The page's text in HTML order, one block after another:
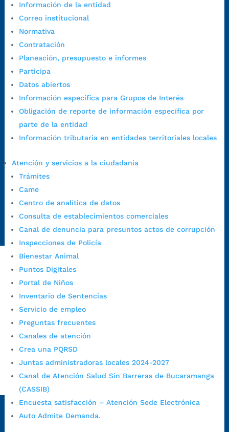
Información de la entidad
Correo institucional
Normativa
Contratación
Planeación, presupuesto e informes
Participa
Datos abiertos
Información específica para Grupos de Interés
Obligación de reporte de información específica por
parte de la entidad
Información tributaria en entidades territoriales locales
Atención y servicios a la ciudadanía
Trámites
Came
Centro de analítica de datos
Consulta de establecimientos comerciales
Canal de denuncia para presuntos actos de corrupción
Inspecciones de Policía
Bienestar Animal
Puntos Digitales
Portal de Niños
Inventario de Sentencias
Servicio de empleo
Preguntas frecuentes
Canales de atención
Crea una PQRSD
Juntas administradoras locales 2024-2027
Canal de Atención Salud Sin Barreras de Bucaramanga
(CASSIB)
Encuesta satisfacción – Atención Sede Electrónica
Auto Admite Demanda.
judiciales:
notificaciones@bucaramanga.gov.co
Canal de denuncia para presuntos actos de corrupción:
https://canaldenuncia.bucaramanga.gov.co/
Emergencia:
https://emergencia.bucaramanga.gov.co/
Radique aquí su queja disciplinaria:
https://www.bucaramanga.gov.co/gobierno-ciudadanos-
1/secretarias/oficina-de-control-interno-disciplinario/
Alcaldía de Bucaramanga
@AlcaldíaBGA
Alcaldía de Bucaramanga
Autorización de Tratamiento de Datos Personales|Política
de Tratamiento de Datos Personales